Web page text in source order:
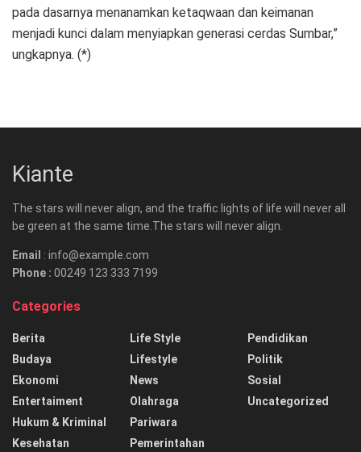
pada dasarnya menanamkan ketaqwaan dan keimanan
menjadi kunci dalam menyiapkan generasi cerdas Sumbar,”
ungkapnya. (*)
Kiante
The stars will never align, and the traffic lights of life will never all
be green at the same time.The stars will never align.
Email : info@example.com
Phone : 00249 123 333 7199
Categories
Berita
Budaya
Ekonomi
Entertaiment
Hukum & Kriminal
Kesehatan
Life Style
Lifestyle
News
Olahraga
Pariwara
Pemerintahan
Pendidikan
Politik
Sosial
Uncategorized